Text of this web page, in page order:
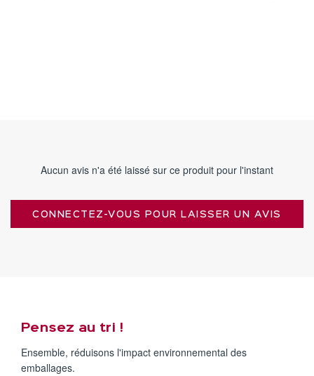
Aucun avis n'a été laissé sur ce produit pour l'instant
CONNECTEZ-VOUS POUR LAISSER UN AVIS
Pensez au tri !
Ensemble, réduisons l'impact environnemental des
emballages.